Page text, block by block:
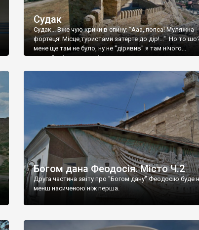
Судак
Судак... Вже чую крики в спину: "Ааа, попса! Муляжна
фортеця! Місце,туристами затерте до дір!..." Но то
мене ще там не було, ну не "дірявив" я там нічого...
принаймні до цього літа.
Богом дана Феодосія. Місто Ч.2
Друга частина звіту про "Богом дану" Феодосію буде
менш насиченою ніж перша.